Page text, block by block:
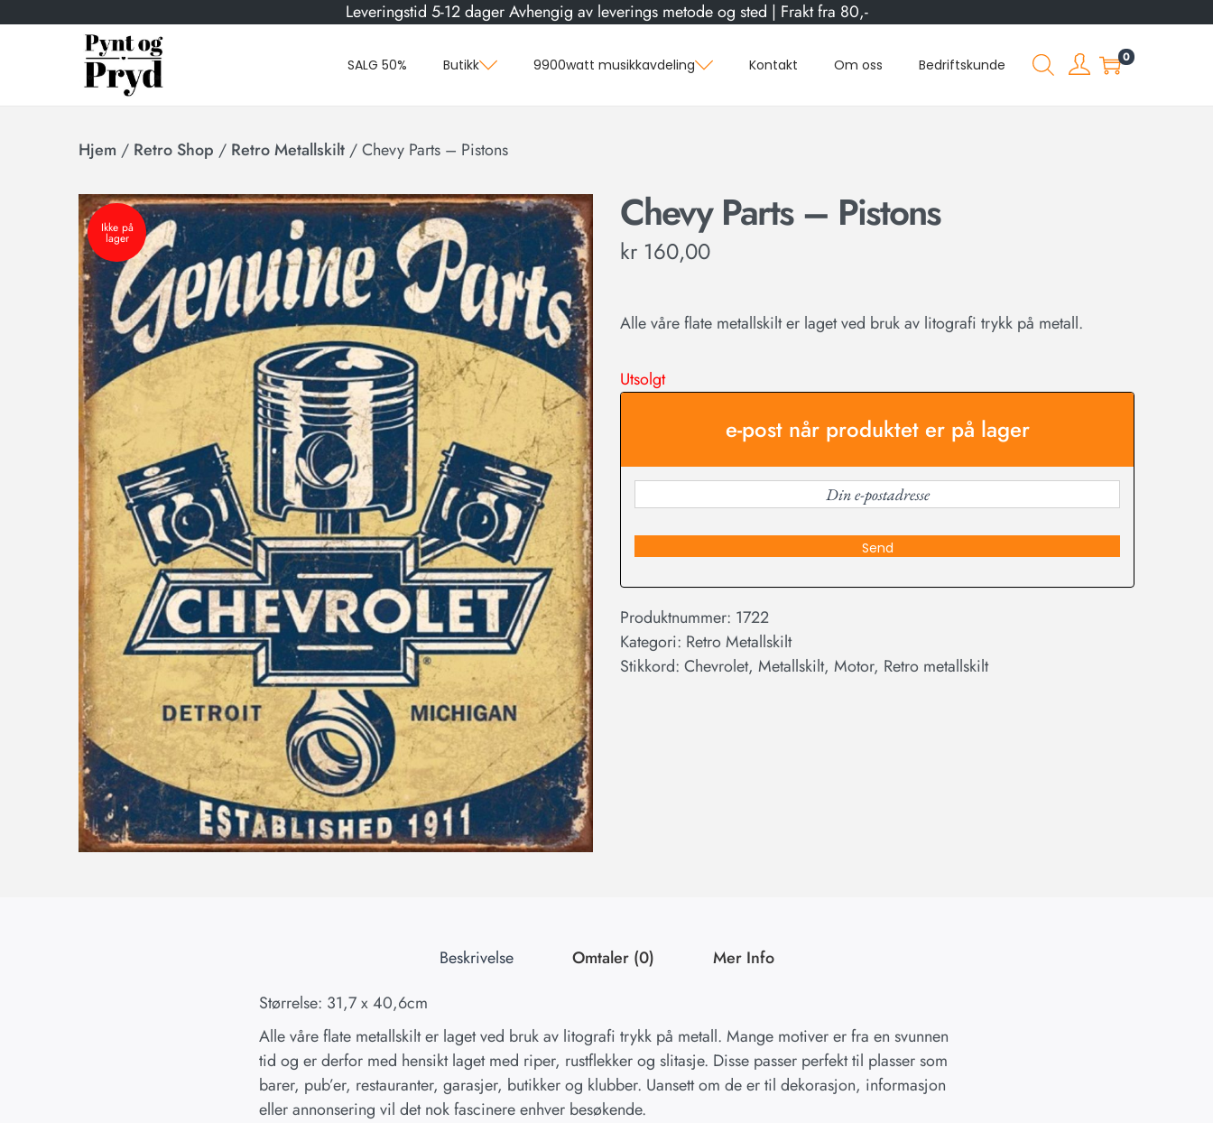
Leveringstid 5-12 dager Avhengig av leverings metode og sted | Frakt fra 80,-
SALG 50% Butikk 9900watt musikkavdeling Kontakt Om oss Bedriftskunde 0
Hjem / Retro Shop / Retro Metallskilt /Chevy Parts – Pistons
Ikke på
lager Chevy Parts – Pistons
kr 160,00
Alle våre flate metallskilt er laget ved bruk av litografi trykk på metall.
Utsolgt
e-post når produktet er på lager
Send
Produktnummer: 1722
Kategori: Retro Metallskilt
Stikkord: Chevrolet, Metallskilt, Motor, Retro metallskilt
Beskrivelse Omtaler (0)
Mer Info
Størrelse: 31,7 x 40,6cm
Alle våre flate metallskilt er laget ved bruk av litografi trykk på metall. Mange motiver er fra en svunnen
tid og er derfor med hensikt laget med riper, rustflekker og slitasje. Disse passer perfekt til plasser som
barer, pub’er, restauranter, garasjer, butikker og klubber. Uansett om de er til dekorasjon, informasjon
eller annonsering vil det nok fascinere enhver besøkende.